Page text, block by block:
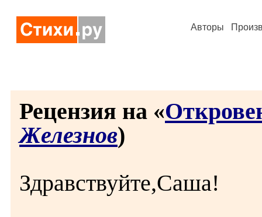
Авторы
Рецензия на «
Железнов)
Здравствуйте,Саша!